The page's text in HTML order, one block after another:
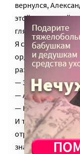
вернулся,
этой крикливой
глядел на нее
Я сел пить чай, и
ординаторскую.
размышлял.
— Это не наша
— А чья, —
—
И тут я понял, что
отрываясь
знания и опыт.